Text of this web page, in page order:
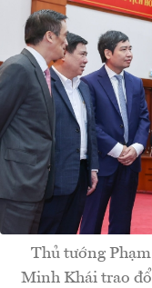
Thủ tướng
Minh Khái trao